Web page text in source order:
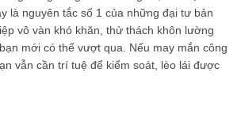
là nguyên tắc số 1 của những đại tư bản
vô vàn khó khăn, thử thách khôn lường
mới có thể vượt qua. Nếu may mắn công
vẫn cần trí tuệ để kiểm soát, lèo lái được